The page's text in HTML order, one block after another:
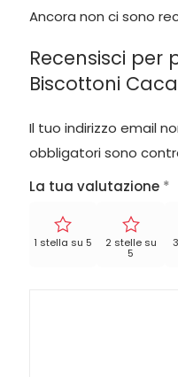
Ancora non ci sono
Recensisci per
Biscottoni
Il tuo indirizzo email
obbligatori sono
La tua valutazione *
1 stella su 5 2 stelle su
5